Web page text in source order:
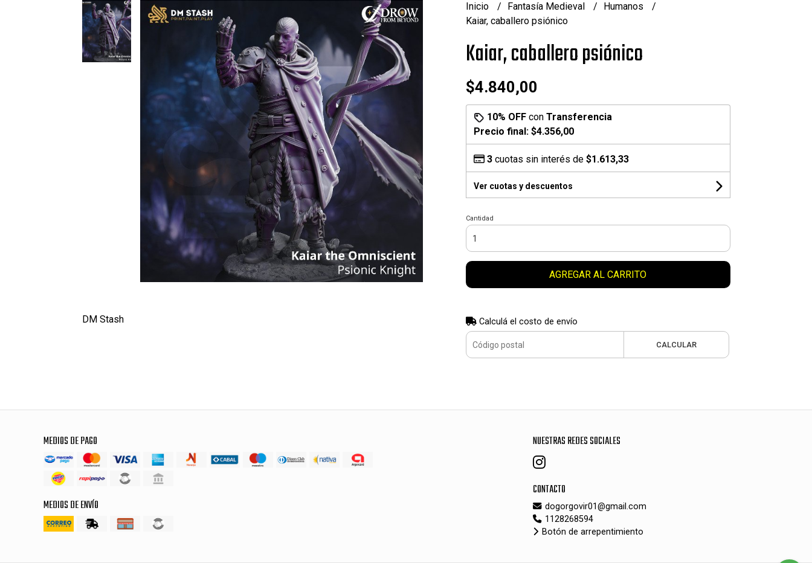
DM Stash
Inicio Fantasía Medieval
Humanos
Kaiar, caballero psiónico
Kaiar, caballero psiónico
$4.840,00
10% OFFcon Transferencia
Precio final: $4.356,00
3cuotas sin interés de $1.613,33
Ver cuotas y descuentos
Cantidad
AGREGAR AL CARRITO
Calculá el costo de envío
CALCULAR
MEDIOS DE PAGO
MEDIOS DE ENVÍO
NUESTRAS REDES SOCIALES
CONTACTO
dogorgovir01@gmail.com
1128268594
Botón de arrepentimiento